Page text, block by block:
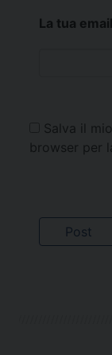
La tua email
Salva il
browser per